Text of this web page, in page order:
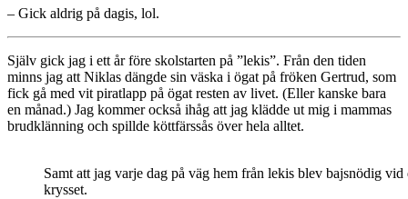
– Gick aldrig på dagis, lol.
Själv gick jag i ett år före skolstarten på ”lekis”. Från den tiden
minns jag att Niklas dängde sin väska i ögat på fröken Gertrud, som
fick gå med vit piratlapp på ögat resten av livet. (Eller kanske bara
en månad.) Jag kommer också ihåg att jag klädde ut mig i mammas
brudklänning och spillde köttfärssås över hela alltet.
Samt att jag varje dag på väg hem från lekis blev bajsnödig vid
krysset.